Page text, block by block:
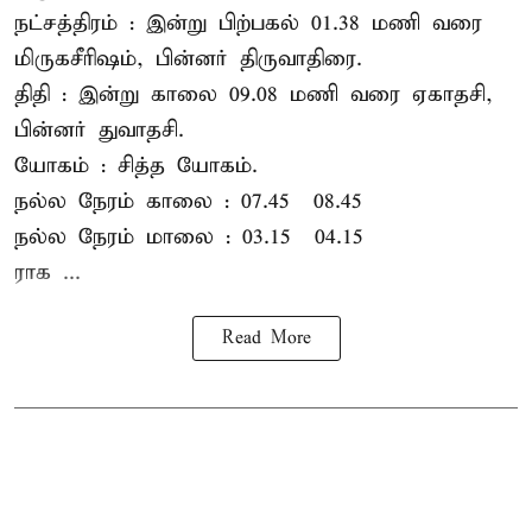
நட்சத்திரம் : இன்று பிற்பகல் 01.38 மணி வரை
மிருகசீரிஷம், பின்னர் திருவாதிரை.
திதி : இன்று காலை 09.08 மணி வரை ஏகாதசி,
பின்னர் துவாதசி.
யோகம் : சித்த யோகம்.
நல்ல நேரம் காலை : 07.45 – 08.45
நல்ல நேரம் மாலை : 03.15 – 04.15
ராக ...
Read More